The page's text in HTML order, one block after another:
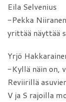
Eila Selvenius
-Pekka
yrittää näyttää
Yrjö
-Kyllä näin on,
Reviirillä
V ja S rajoilla